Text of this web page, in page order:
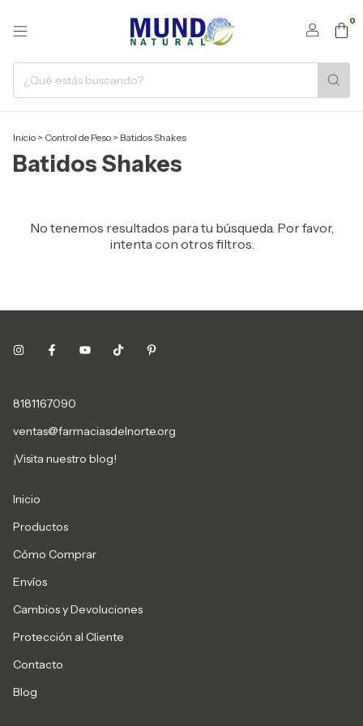
0
Inicio > Control de Peso > Batidos Shakes
Batidos Shakes
No tenemos resultados para tu búsqueda. Por favor,
intenta con otros filtros.
8181167090
ventas@farmaciasdelnorte.org
¡Visita nuestro blog!
Inicio
Productos
Cómo Comprar
Envíos
Cambios y Devoluciones
Protección al Cliente
Contacto
Blog